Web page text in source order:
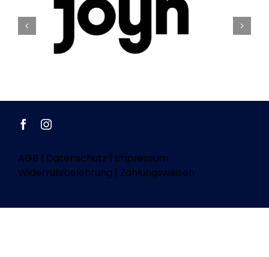
AGB | Datenschutz | Impressum
Widerrufsbelehrung | Zahlungsweisen